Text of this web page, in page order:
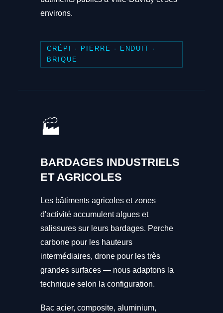
environs.
CRÉPI · PIERRE · ENDUIT ·
BRIQUE
🏭
BARDAGES INDUSTRIELS
ET AGRICOLES
Les bâtiments agricoles et zones
d'activité accumulent algues et
salissures sur leurs bardages. Perche
carbone pour les hauteurs
intermédiaires, drone pour les très
grandes surfaces — nous adaptons la
technique selon la configuration.
Bac acier, composite, aluminium,